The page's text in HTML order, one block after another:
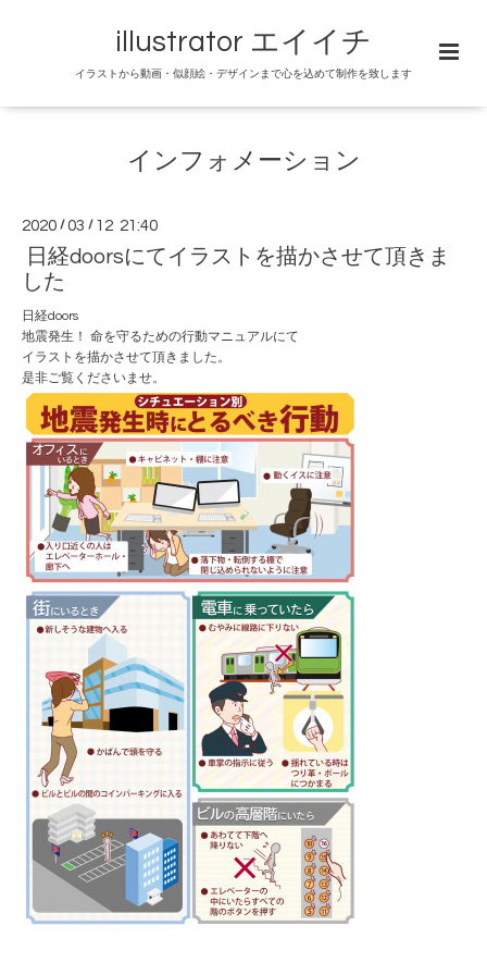
illustrator エイイチ
イラストから動画・似顔絵・デザインまで心を込めて制作を致します
インフォメーション
2020 /03 / 12 21:40
日経doorsにてイラストを描かさせて頂きま
した
日経doors
地震発生！ 命を守るための行動マニュアルにて
イラストを描かさせて頂きました。
是非ご覧くださいませ。